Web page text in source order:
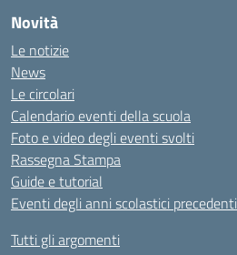
Novità
Le notizie
News
Le circolari
Calendario eventi della scuola
Foto e video degli eventi svolti
Rassegna Stampa
Guide e tutorial
Eventi degli anni scolastici precedenti
Tutti gli argomenti